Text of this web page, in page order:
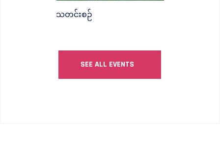
သတင်းစဉ်
SEE ALL EVENTS